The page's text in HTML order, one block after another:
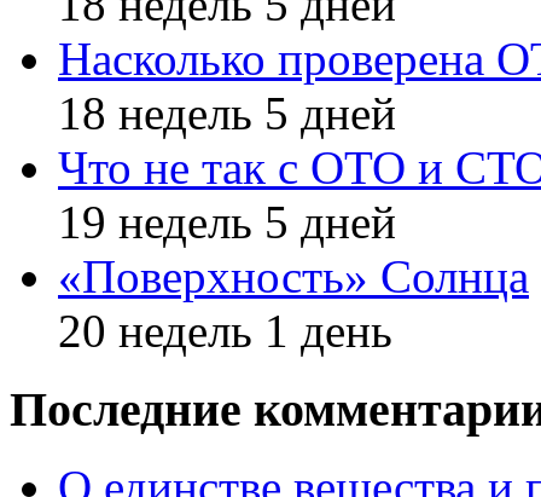
Насколько проверена
18 недель 5 дней
Что не так с ОТО и
19 недель 5 дней
«Поверхность» Солнца
20 недель 1 день
Последние